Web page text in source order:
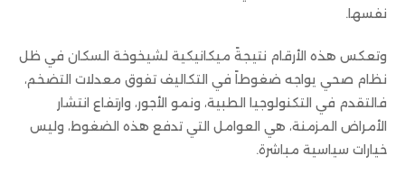
نفسها.
وتعكس هذه الأرقام نتيجةً ميكانيكية لشيخوخة السكان في ظل
نظام صحي يواجه ضغوطاً في التكاليف تفوق معدلات التضخم،
فالتقدم في التكنولوجيا الطبية، ونمو الأجور، وارتفاع انتشار
الأمراض المزمنة، هي العوامل التي تدفع هذه الضغوط، وليس
خيارات سياسية مباشرة.